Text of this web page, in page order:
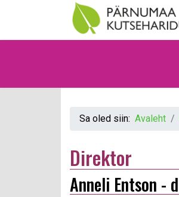
Sa oled siin: Avaleht
Direktor
Anneli Entson -